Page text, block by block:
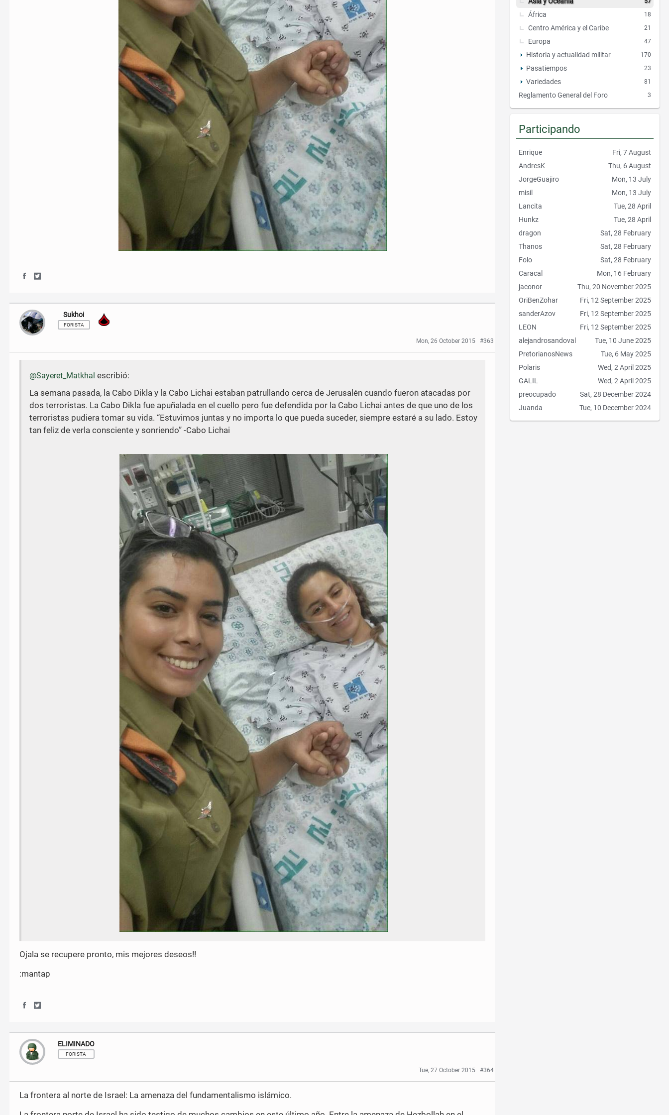
S
e
o
n
a
c
S
e
o
n
w
t
r
Sukhoi
FORISTA
Mon, 26 October 2015 #363
@Sayeret_Matkhal escribió:
La semana pasada, la Cabo Dikla y la Cabo Lichai estaban patrullando cerca de Jerusalén cuando fueron atacadas por
dos terroristas. La Cabo Dikla fue apuñalada en el cuello pero fue defendida por la Cabo Lichai antes de que uno de los
terroristas pudiera tomar su vida. “Estuvimos juntas y no importa lo que pueda suceder, siempre estaré a su lado. Estoy
tan feliz de verla consciente y sonriendo” -Cabo Lichai
Ojala se recupere pronto, mis mejores deseos!!
:mantap
S
e
o
n
a
e
S
e
o
n
w
t
ELIMINADO
FORISTA
Tue, 27 October 2015 #364
La frontera al norte de Israel: La amenaza del fundamentalismo islámico.
18
África
21
Centro América y el Caribe
47
Europa
170
Historia y actualidad militar
23
Pasatiempos
81
Variedades
3
Reglamento General del Foro
Participando
Fri, 7 August
Enrique
Thu, 6 August
AndresK
Mon, 13 July
JorgeGuajiro
Mon, 13 July
misil
Tue, 28 April
Lancita
Tue, 28 April
Hunkz
Sat, 28 February
dragon
Sat, 28 February
Thanos
Sat, 28 February
Folo
Mon, 16 February
Caracal
Thu, 20 November 2025
jaconor
Fri, 12 September 2025
OriBenZohar
Fri, 12 September 2025
sanderAzov
Fri, 12 September 2025
LEON
Tue, 10 June 2025
alejandrosandoval
Tue, 6 May 2025
PretorianosNews
Wed, 2 April 2025
Polaris
Wed, 2 April 2025
GALIL
Sat, 28 December 2024
preocupado
Tue, 10 December 2024
Juanda